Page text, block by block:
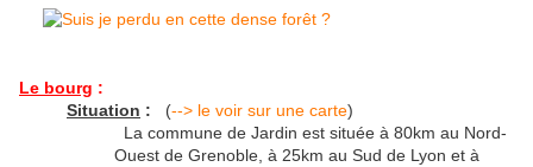
Le bourg :
Situation : (--> le voir sur une carte)
La commune de Jardin est située à 80km au Nord-
Ouest de Grenoble, à 25km au Sud de Lyon et à